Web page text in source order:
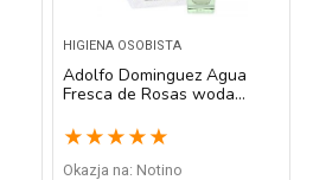
HIGIENA OSOBISTA
Adolfo Dominguez Agua
Fresca de Rosas woda
200 ml
★ ★ ★ ★ ★
Okazja na: Notino